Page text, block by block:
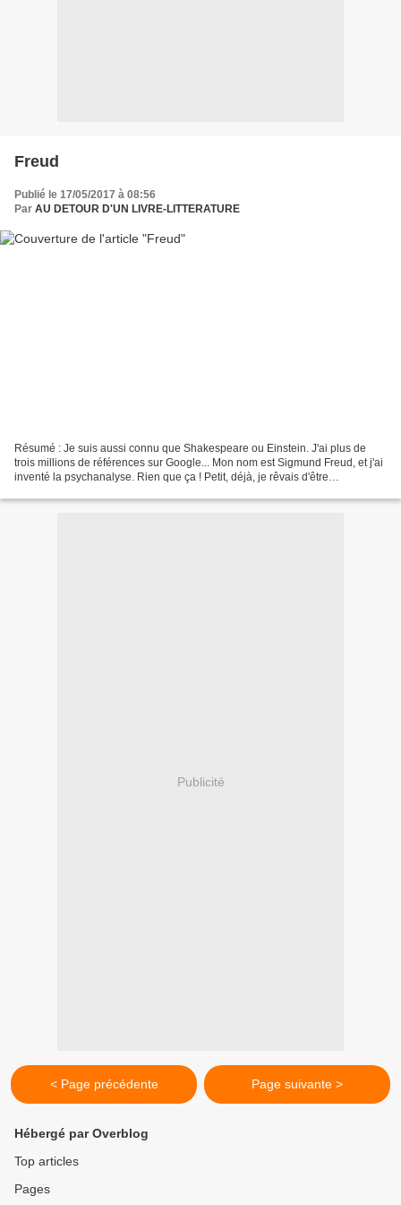
Freud
Publié le 17/05/2017 à 08:56
Par AU DETOUR D'UN LIVRE-LITTERATURE
Résumé : Je suis aussi connu que Shakespeare ou Einstein. J'ai plus de
trois millions de références sur Google... Mon nom est Sigmund Freud, et j'ai
inventé la psychanalyse. Rien que ça ! Petit, déjà, je rêvais d'être
Publicité
< Page précédente Page suivante >
Hébergé par Overblog
Top articles
Pages